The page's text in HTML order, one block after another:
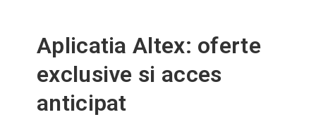
Aplicatia Altex: oferte
exclusive si acces
anticipat